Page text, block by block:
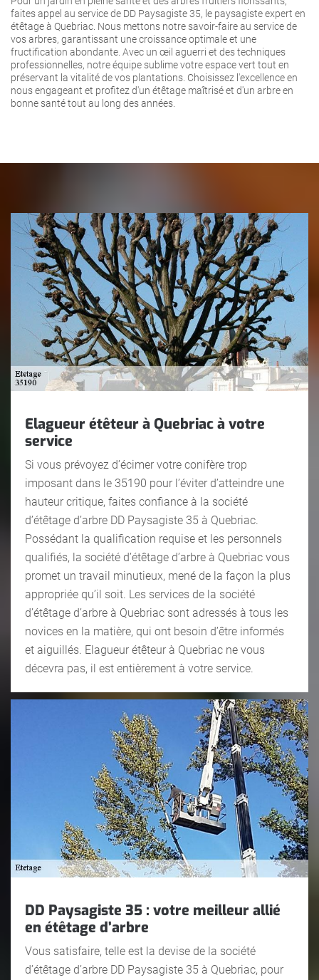
faites appel au service de DD Paysagiste 35, le paysagiste expert en
étêtage à Quebriac. Nous mettons notre savoir-faire au service de
vos arbres, garantissant une croissance optimale et une
fructification abondante. Avec un œil aguerri et des techniques
professionnelles, notre équipe sublime votre espace vert tout en
préservant la vitalité de vos plantations. Choisissez l'excellence en
nous engageant et profitez d'un étêtage maîtrisé et d'un arbre en
bonne santé tout au long des années.
Elagueur étêteur à Quebriac à votre
service
Si vous prévoyez d’écimer votre conifère trop
imposant dans le 35190 pour l’éviter d’atteindre une
hauteur critique, faites confiance à la société
d’étêtage d’arbre DD Paysagiste 35 à Quebriac.
Possédant la qualification requise et les personnels
qualifiés, la société d’étêtage d’arbre à Quebriac vous
promet un travail minutieux, mené de la façon la plus
appropriée qu’il soit. Les services de la société
d’étêtage d’arbre à Quebriac sont adressés à tous les
novices en la matière, qui ont besoin d’être informés
et aiguillés. Elagueur étêteur à Quebriac ne vous
décevra pas, il est entièrement à votre service.
DD Paysagiste 35 : votre meilleur allié
en étêtage d’arbre
Vous satisfaire, telle est la devise de la société
d’étêtage d’arbre DD Paysagiste 35 à Quebriac, pour